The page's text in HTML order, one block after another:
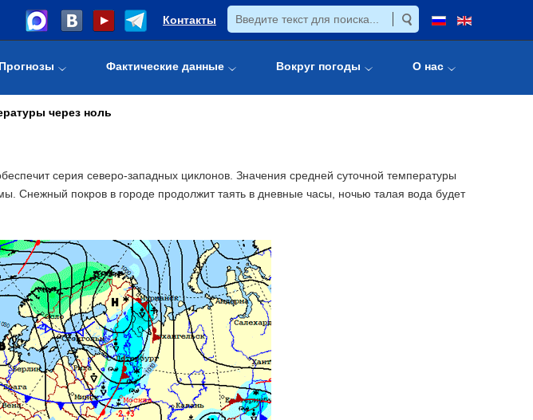
Контакты
Прогнозы Фактические данные Вокруг погоды О нас
через ноль
серия северо-западных циклонов. Значения средней суточной температуры
Снежный покров в городе продолжит таять в дневные часы, ночью талая вода будет